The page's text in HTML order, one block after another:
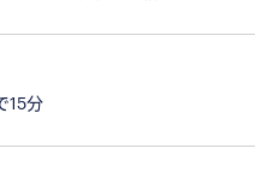
15分